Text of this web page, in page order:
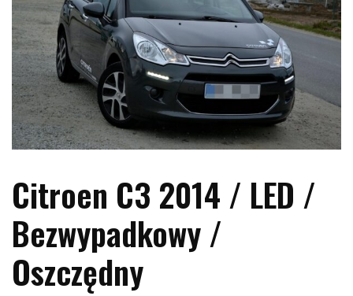
Citroen C3 2014 / LED /
Bezwypadkowy /
Oszczędny